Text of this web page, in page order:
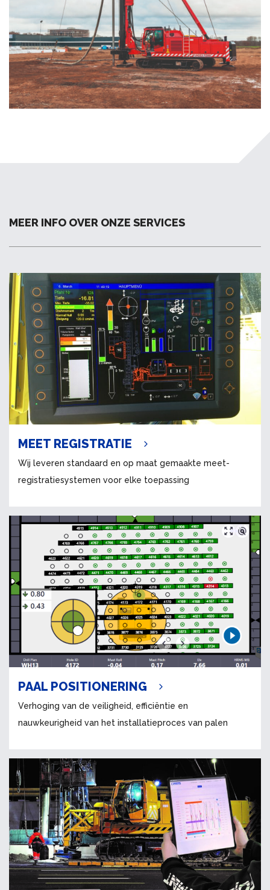
MEER INFO OVER ONZE SERVICES
MEET REGISTRATIE
Wij leveren standaard en op maat gemaakte meet-
registratiesystemen voor elke toepassing
PAAL POSITIONERING
Verhoging van de veiligheid, efficiëntie en
nauwkeurigheid van het installatieproces van palen